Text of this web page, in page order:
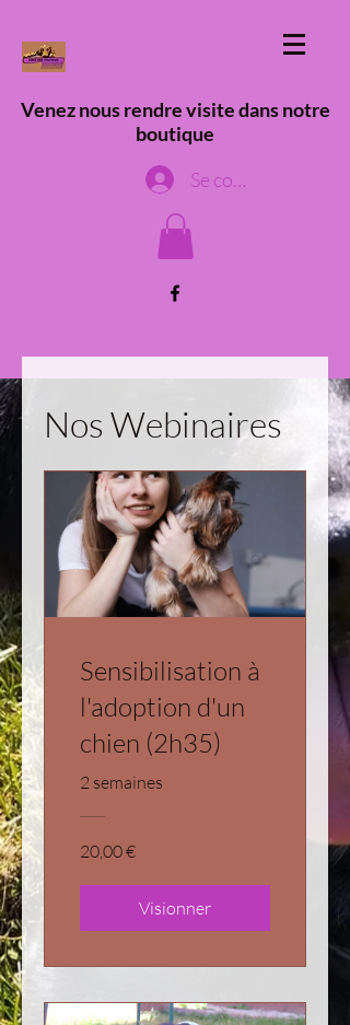
Venez nous rendre visite dans notre
boutique
Se connecter
Nos Webinaires
Sensibilisation à
l'adoption d'un
chien (2h35)
2 semaines
20,00 €
Visionner